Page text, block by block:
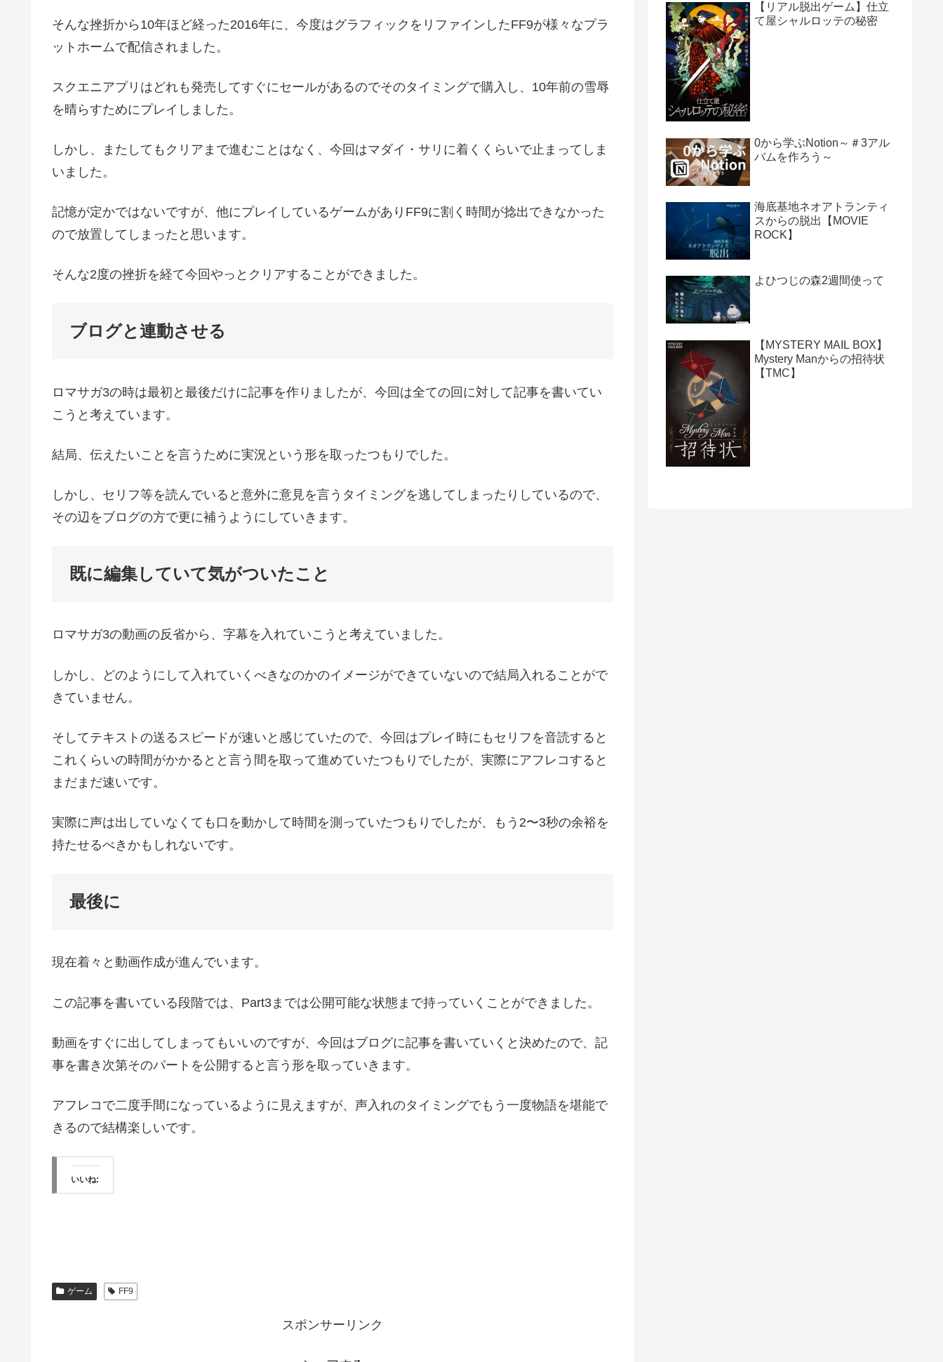
そんな挫折から10年ほど経った2016年に、今度はグラフィックをリファインしたFF9が様々なプラ
ットホームで配信されました。
スクエニアプリはどれも発売してすぐにセールがあるのでそのタイミングで購入し、10年前の雪辱
を晴らすためにプレイしました。
しかし、またしてもクリアまで進むことはなく、今回はマダイ・サリに着くくらいで止まってしま
いました。
記憶が定かではないですが、他にプレイしているゲームがありFF9に割く時間が捻出できなかった
ので放置してしまったと思います。
そんな2度の挫折を経て今回やっとクリアすることができました。
ブログと連動させる
ロマサガ3の時は最初と最後だけに記事を作りましたが、今回は全ての回に対して記事を書いてい
こうと考えています。
結局、伝えたいことを言うために実況という形を取ったつもりでした。
しかし、セリフ等を読んでいると意外に意見を言うタイミングを逃してしまったりしているので、
その辺をブログの方で更に補うようにしていきます。
既に編集していて気がついたこと
ロマサガ3の動画の反省から、字幕を入れていこうと考えていました。
しかし、どのようにして入れていくべきなのかのイメージができていないので結局入れることがで
きていません。
そしてテキストの送るスピードが速いと感じていたので、今回はプレイ時にもセリフを音読すると
これくらいの時間がかかるとと言う間を取って進めていたつもりでしたが、実際にアフレコすると
まだまだ速いです。
実際に声は出していなくても口を動かして時間を測っていたつもりでしたが、もう2〜3秒の余裕を
持たせるべきかもしれないです。
最後に
現在着々と動画作成が進んでいます。
この記事を書いている段階では、Part3までは公開可能な状態まで持っていくことができました。
動画をすぐに出してしまってもいいのですが、今回はブログに記事を書いていくと決めたので、記
事を書き次第そのパートを公開すると言う形を取っていきます。
アフレコで二度手間になっているように見えますが、声入れのタイミングでもう一度物語を堪能で
きるので結構楽しいです。
いいね:
ゲーム FF9
スポンサーリンク
【リアル脱出ゲーム】仕立
て屋シャルロッテの秘密
0から学ぶNotion～＃3アル
バムを作ろう～
海底基地ネオアトランティ
スからの脱出【MOVIE
ROCK】
よひつじの森2週間使って
【MYSTERY MAIL BOX】
Mystery Manからの招待状
【TMC】